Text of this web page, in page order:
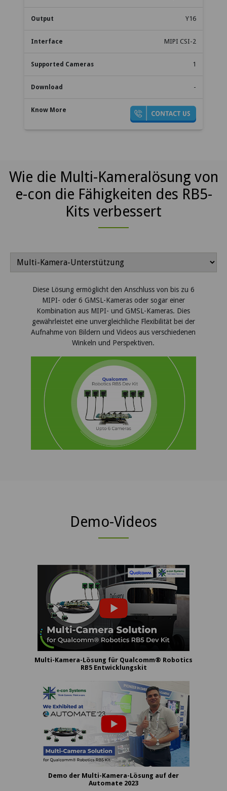
Y16
MIPI CSI-2
1
-
Wie die Multi-Kameralösung von
e-con die Fähigkeiten des RB5-
Kits verbessert
Diese Lösung ermöglicht den Anschluss von bis zu 6
MIPI- oder 6 GMSL-Kameras oder sogar einer
Kombination aus MIPI- und GMSL-Kameras. Dies
gewährleistet eine unvergleichliche Flexibilität bei der
Aufnahme von Bildern und Videos aus verschiedenen
Winkeln und Perspektiven.
Demo-Videos
Multi-Kamera-Lösung für Qualcomm® Robotics
RB5 Entwicklungskit
Demo der Multi-Kamera-Lösung auf der
Automate 2023